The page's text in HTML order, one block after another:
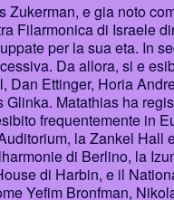
e gia noto
Filarmonica di Israele
per la sua eta. In
Da allora, si e
Dan Ettinger, Horia
Matathias ha
frequentemente in
la Zankel
di Berlino, la
di Harbin, e il
Yefim Bronfman,